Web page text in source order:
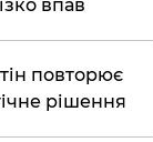
впав
повторює
рішення